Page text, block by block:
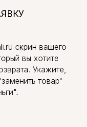
скрин вашего
вы хотите
Укажите,
товар"